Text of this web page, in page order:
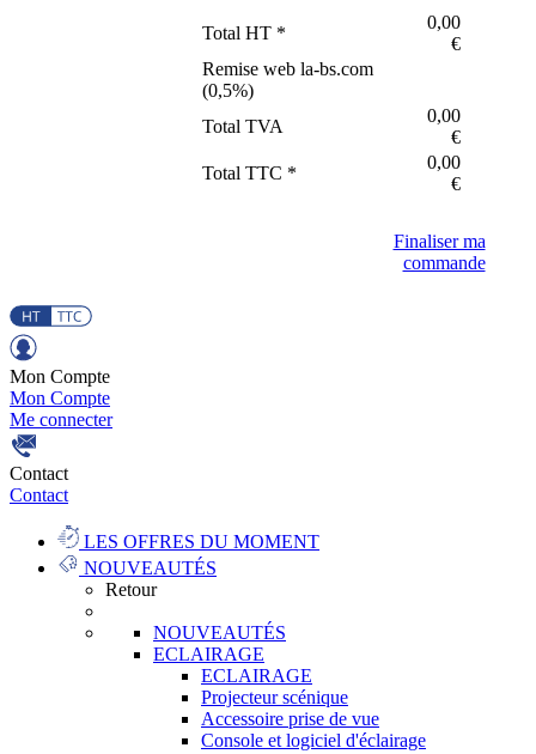
Total HT *
0,00
€
Remise web la-bs.com
(0,5%)
Total TVA
0,00
€
Total TTC *
0,00
€
Finaliser ma
commande
Mon Compte
Mon Compte
Me connecter
Contact
Contact
LES OFFRES DU MOMENT
NOUVEAUTÉS
Retour
NOUVEAUTÉS
ECLAIRAGE
ECLAIRAGE
Projecteur scénique
Accessoire prise de vue
Console et logiciel d'éclairage